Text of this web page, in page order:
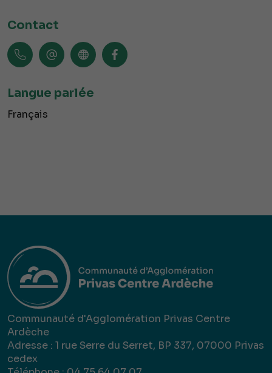
Contact
Langue parlée
Français
Communauté d'Agglomération Privas Centre
Ardèche
Adresse : 1 rue Serre du Serret, BP 337, 07000 Privas
cedex